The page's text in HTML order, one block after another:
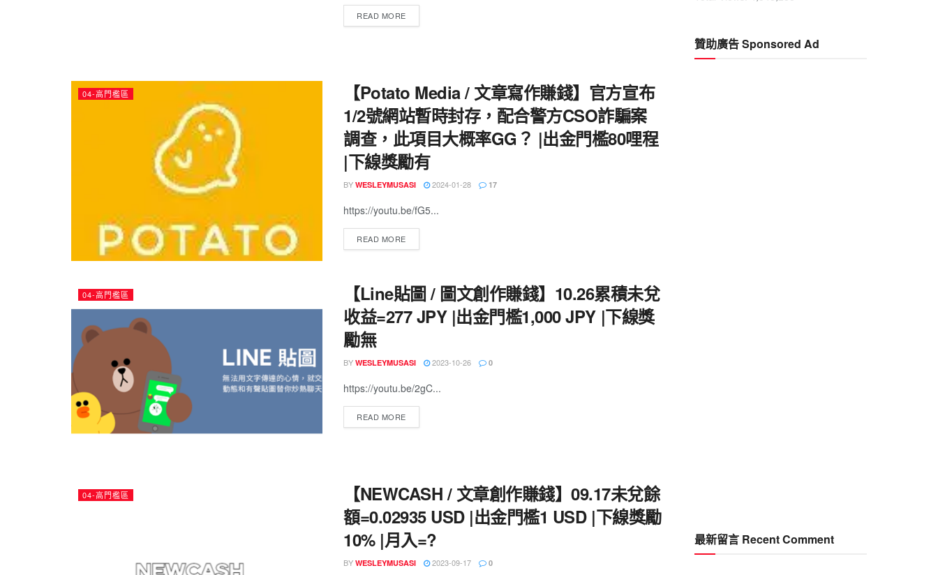
READ MORE
04-高門檻區
【Potato Media / 文章寫作賺錢】官方宣布
1/2號網站暫時封存，配合警方CSO詐騙案
調查，此項目大概率GG？ |出金門檻80哩程
|下線獎勵有
BY WESLEYMUSASI 2024-01-28 17
https://youtu.be/fG5...
READ MORE
04-高門檻區
【Line貼圖 / 圖文創作賺錢】10.26累積未兌
收益=277 JPY |出金門檻1,000 JPY |下線獎
勵無
BY WESLEYMUSASI 2023-10-26 0
https://youtu.be/2gC...
READ MORE
04-高門檻區
【NEWCASH / 文章創作賺錢】09.17未兌餘
額=0.02935 USD |出金門檻1 USD |下線獎勵
10% |月入=?
BY WESLEYMUSASI 2023-09-17 0
贊助廣告 Sponsored Ad
最新留言 Recent Comment